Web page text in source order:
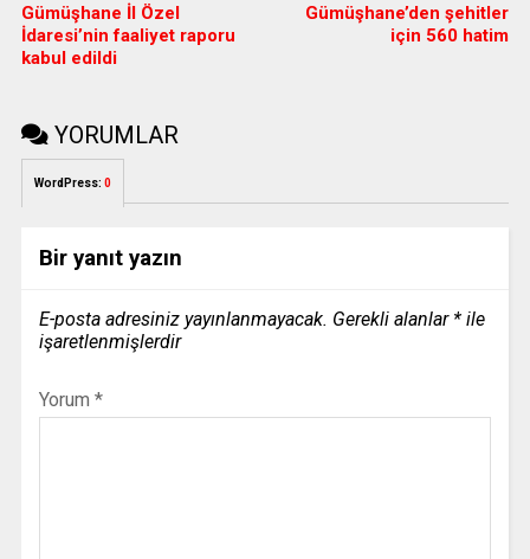
Gümüşhane İl Özel
İdaresi’nin faaliyet raporu
kabul edildi
Gümüşhane’den şehitler
için 560 hatim
YORUMLAR
WordPress: 0
Bir yanıt yazın
E-posta adresiniz yayınlanmayacak. Gerekli alanlar *ile
işaretlenmişlerdir
Yorum *